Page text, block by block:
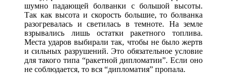
шумно падающей болванки с большой высоты.
Так как высота и скорость большие, то болванка
разогревалась и светилась в темноте. На земле
взрывались лишь остатки ракетного топлива.
Места ударов выбирали так, чтобы не было жертв
и сильных разрушений. Это обязательное условие
для такого типа “ракетной дипломатии”. Если оно
не соблюдается, то вся “дипломатия” пропала.